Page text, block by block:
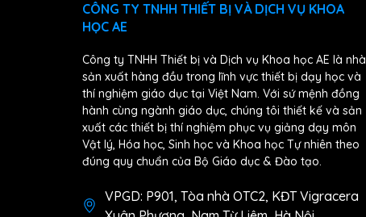
CÔNG TY TNHH THIẾT BỊ VÀ DỊCH VỤ KHOA
HỌC AE
Công ty TNHH Thiết bị và Dịch vụ Khoa học AE là nhà
sản xuất hàng đầu trong lĩnh vực thiết bị dạy học và
thí nghiệm giáo dục tại Việt Nam. Với sứ mệnh đồng
hành cùng ngành giáo dục, chúng tôi thiết kế và sản
xuất các thiết bị thí nghiệm phục vụ giảng dạy môn
Vật lý, Hóa học, Sinh học và Khoa học Tự nhiên theo
đúng quy chuẩn của Bộ Giáo dục & Đào tạo.
VPGD: P901, Tòa nhà OTC2, KĐT Vigracera